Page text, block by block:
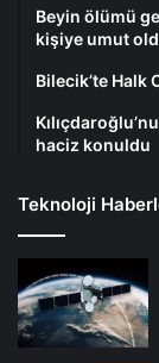
Beyin ölümü
kişiye umut
Bilecik’te Halk
haciz konuldu
Teknoloji